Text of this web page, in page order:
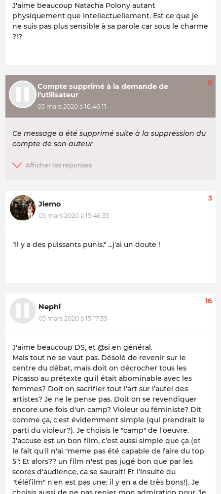
J'aime beaucoup Natacha Polony autant
physiquement que intellectuellement. Est ce que je
ne suis pas plus sensible à sa parole car sous le charme
?!?
Compte supprimé à la demande de
l'utilisateur
05 mars 2020 à 16:46:11
6
Ce message a été supprimé suite à la suppression du
compte de son auteur
Jiemo
05 mars 2020 à 15:46:35
3
"Il y a des puissants punis." ...j'ai un doute !
Nephi
05 mars 2020 à 15:17:33
16
J'aime beaucoup DS, et @si en général.
Mais tout ne se vaut pas. Désolé de revenir sur le
centre du débat, mais doit on décrocher tous les
Picasso au prétexte qu'il était abominable avec les
femmes? Doit on sacrifier tout l'art sur l'autel des
artistes? Je ne le pense pas. Doit on se revendiquer
encore une fois d'un camp? Violeur ou féministe? Dit
comme ça, c'est évidemment simple (qui prendrait le
parti du violeur?). Je choisis le "camp" de l'oeuvre.
J'accuse est un bon film, c'est aussi simple que ça (et
le fait qu'il n'ai "meme pas été capable de faire du top
5": Et alors?? un film n'est pas jugé bon que par les
scores d'audience, ca se saurait! Et l'insulte du
"téléfilm" n'en est pas une: il y en a de très bons!). Je